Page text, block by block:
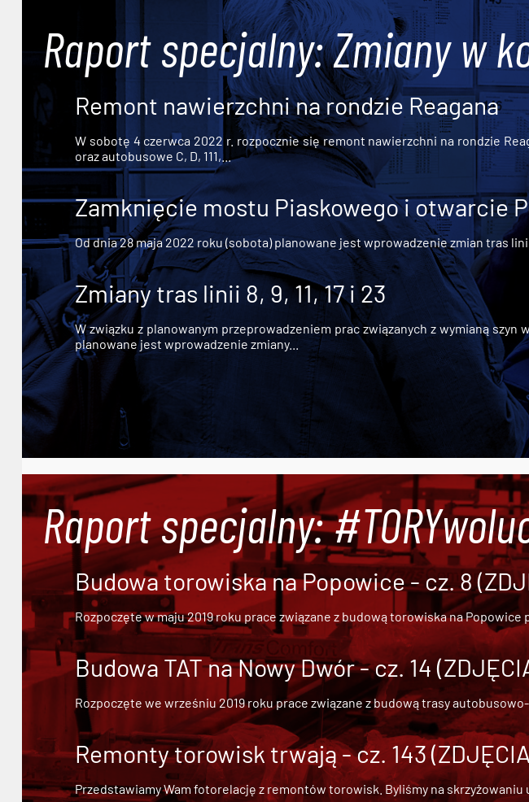
Raport specjalny: Zmiany w
Remont nawierzchni na rondzie Reagana
W sobotę 4 czerwca 2022 r. rozpocznie się remont nawierzchni na rondzie
oraz autobusowe C, D, 111,...
Zamknięcie mostu Piaskowego i otwarcie
Od dnia 28 maja 2022 roku (sobota) planowane jest wprowadzenie zmian tras
Zmiany tras linii 8, 9, 11, 17 i 23
W związku z planowanym przeprowadzeniem prac związanych z wymianą
planowane jest wprowadzenie zmiany...
Raport specjalny:
Budowa torowiska na Popowice - cz. 8
Rozpoczęte w maju 2019 roku prace związane z budową torowiska na Popowice
Budowa TAT na Nowy Dwór - cz. 14
Rozpoczęte we wrześniu 2019 roku prace związane zbudową trasy
Remonty torowisk trwają - cz. 143
Przedstawiamy Wam fotorelację z remontów torowisk. Byliśmy na skrzyżowaniu